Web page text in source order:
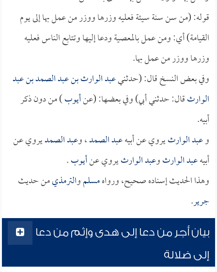
قوله: (من سن سنة سيئة فعليه وزرها ووزر من عمل بها إلى يوم
القيامة) أي: ومن عمل بالمعصية ودعا إليها وتتابع الناس فعليه
وزرها ووزر من عمل بها.
وفي بعض النسخ قال: (حدثنيعبد الوارث بن عبد الصمد بن عبد
الوارثقال: حدثني أبي) وفي بعضها: (عنأيوب) من دون ذكر
أبيه.
وعبد الوارثيروي عن أبيهعبد الصمد، وعبد الصمديروي عن
أبيهعبد الوارثوعبد الوارثيروي عنأيوب.
وهذا الحديث إسناده صحيح، ورواهمسلموالترمذيمن حديث
جرير.
بيان أجر من دعا إلى هدى وإثم من دعا
إلى ضلالة